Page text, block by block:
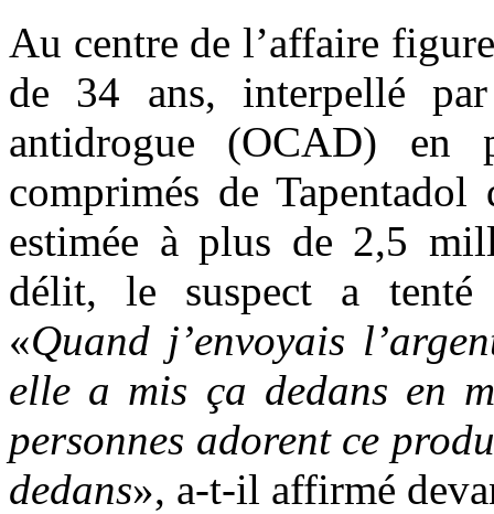
Au centre de l’affaire
de 34 ans, interpellé
antidrogue (OCAD) en
comprimés de
estimée à plus de 2,5
délit, le suspect a
«Quand j’envoyais
elle a mis ça dedans en
personnes adorent ce
dedans», a-t-il affirmé